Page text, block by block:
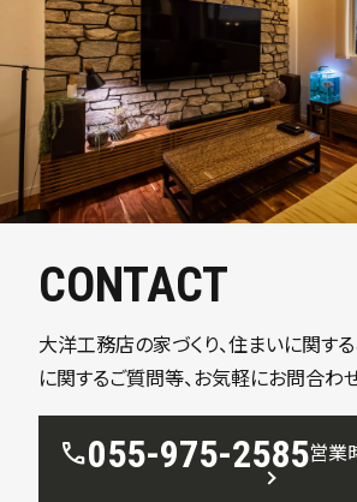
CONTACT
大洋工務店の家づくり、住まいに関す
に関するご質問等、お気軽にお問合わせ
call055-975-2585営業